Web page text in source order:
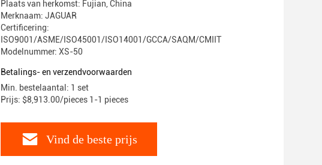
Plaats van herkomst: Fujian, China
Merknaam: JAGUAR
Certificering:
ISO9001/ASME/ISO45001/ISO14001/GCCA/SAQM/CMIIT
Modelnummer: XS-50
Betalings- en verzendvoorwaarden
Min. bestelaantal: 1 set
Prijs: $8,913.00/pieces 1-1 pieces
Vind de beste prijs